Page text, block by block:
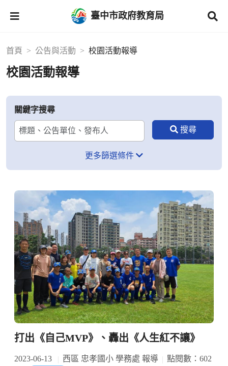
臺中市政府教育局
首頁 公告與活動 校園活動報導
校園活動報導
關鍵字搜尋
更多篩選條件
打出《自己MVP》、轟出《人生紅不讓》
2023-06-13 西區 忠孝國小 學務處 報導
點閱數：602